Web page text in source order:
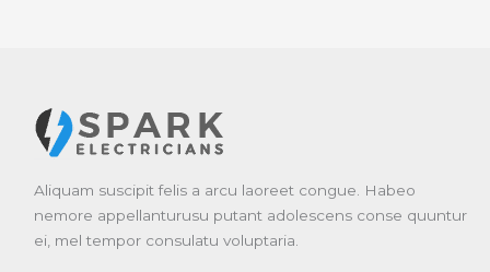
Aliquam suscipit felis a arcu laoreet congue. Habeo
nemore appellanturusu putant adolescens conse quuntur
ei, mel tempor consulatu voluptaria.